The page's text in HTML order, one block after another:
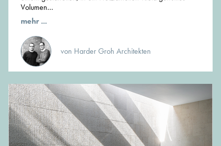
Volumen...
mehr ...
von Harder Groh Architekten